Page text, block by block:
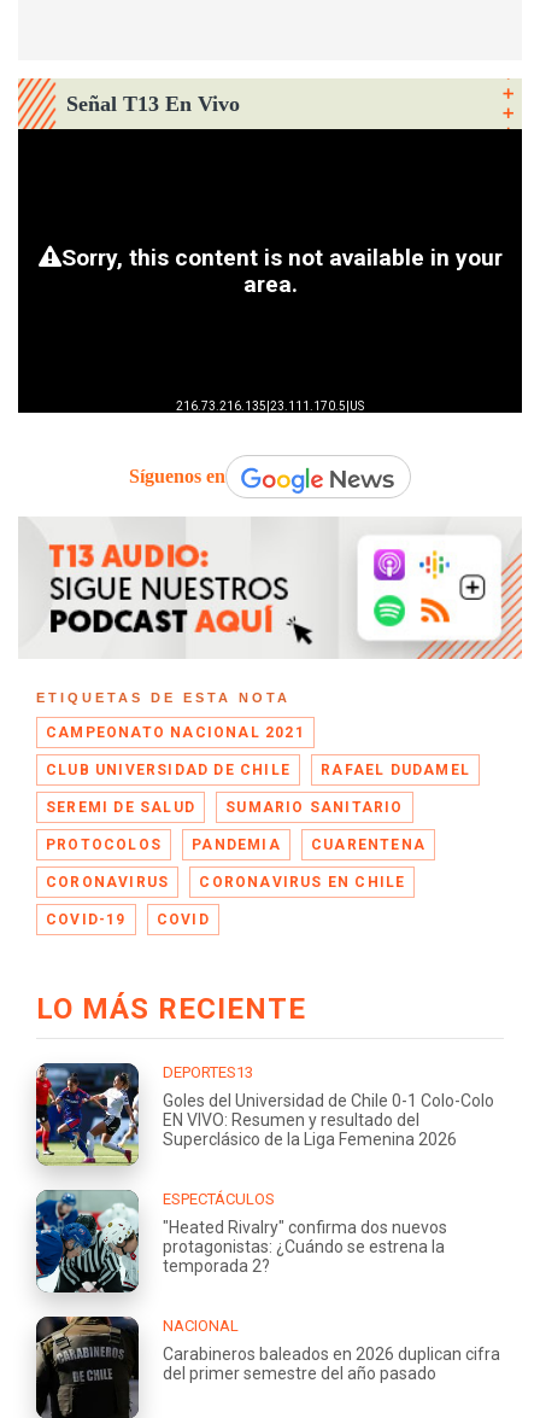
Señal T13 En Vivo
Síguenos en
ETIQUETAS DE ESTA NOTA
CAMPEONATO NACIONAL 2021
CLUB UNIVERSIDAD DE CHILE RAFAEL DUDAMEL
SEREMI DE SALUD SUMARIO SANITARIO
PROTOCOLOS PANDEMIA CUARENTENA
CORONAVIRUS CORONAVIRUS EN CHILE
COVID-19 COVID
LO MÁS RECIENTE
DEPORTES13
Goles del Universidad de Chile 0-1 Colo-Colo
EN VIVO: Resumen y resultado del
Superclásico de la Liga Femenina 2026
ESPECTÁCULOS
"Heated Rivalry" confirma dos nuevos
protagonistas: ¿Cuándo se estrena la
temporada 2?
NACIONAL
Carabineros baleados en 2026 duplican cifra
del primer semestre del año pasado